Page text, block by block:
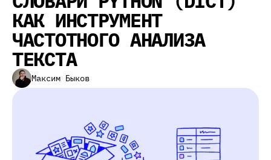
КАК ИНСТРУМЕНТ
ЧАСТОТНОГО АНАЛИЗА
ТЕКСТА
Максим Быков